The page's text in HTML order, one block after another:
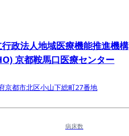
政法人地域医療機能推進機構
京都鞍馬口医療センター
京都市北区小山下総町27番地
病床数